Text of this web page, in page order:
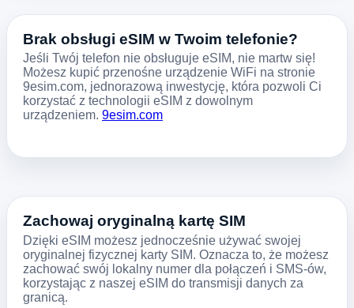
Brak obsługi eSIM w Twoim telefonie?
Jeśli Twój telefon nie obsługuje eSIM, nie martw się!
Możesz kupić przenośne urządzenie WiFi na stronie
9esim.com, jednorazową inwestycję, która pozwoli Ci
korzystać z technologii eSIM z dowolnym
urządzeniem. 9esim.com
Zachowaj oryginalną kartę SIM
Dzięki eSIM możesz jednocześnie używać swojej
oryginalnej fizycznej karty SIM. Oznacza to, że możesz
zachować swój lokalny numer dla połączeń i SMS-ów,
korzystając z naszej eSIM do transmisji danych za
granicą.